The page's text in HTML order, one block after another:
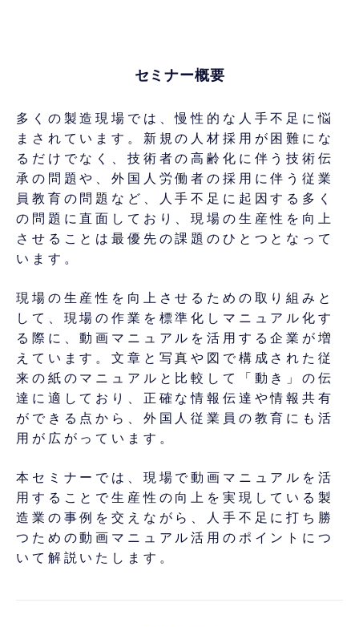
セミナー概要
多くの製造現場では、慢性的な人手不足に悩
まされています。新規の人材採用が困難にな
るだけでなく、技術者の高齢化に伴う技術伝
承の問題や、外国人労働者の採用に伴う従業
員教育の問題など、人手不足に起因する多く
の問題に直面しており、現場の生産性を向上
させることは最優先の課題のひとつとなって
います。
現場の生産性を向上させるための取り組みと
して、現場の作業を標準化しマニュアル化す
る際に、動画マニュアルを活用する企業が増
えています。文章と写真や図で構成された従
来の紙のマニュアルと比較して「動き」の伝
達に適しており、正確な情報伝達や情報共有
ができる点から、外国人従業員の教育にも活
用が広がっています。
本セミナーでは、現場で動画マニュアルを活
用することで生産性の向上を実現している製
造業の事例を交えながら、人手不足に打ち勝
つための動画マニュアル活用のポイントにつ
いて解説いたします。